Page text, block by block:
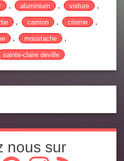
, aluminium , voiture ,
, camion , citerne ,
, moustache ,
sainte-claire deville
nous sur